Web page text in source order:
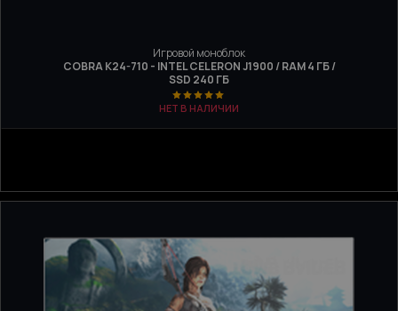
Игровой моноблок
COBRA K24-710 - INTEL CELERON J1900 / RAM 4 ГБ /
SSD 240 ГБ
НЕТ В НАЛИЧИИ